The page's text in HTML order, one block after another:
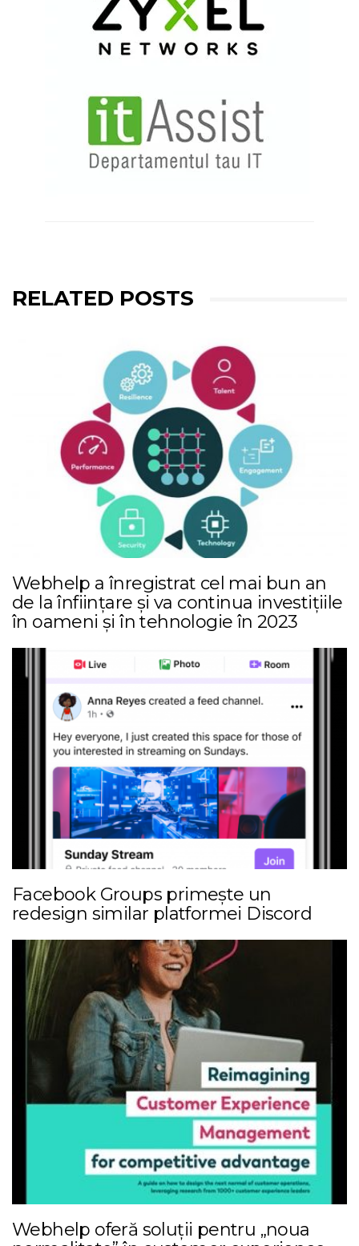
RELATED POSTS
Webhelp a înregistrat cel mai bun an
de la înființare și va continua investițiile
în oameni și în tehnologie în 2023
Facebook Groups primește un
redesign similar platformei Discord
Webhelp oferă soluții pentru „noua